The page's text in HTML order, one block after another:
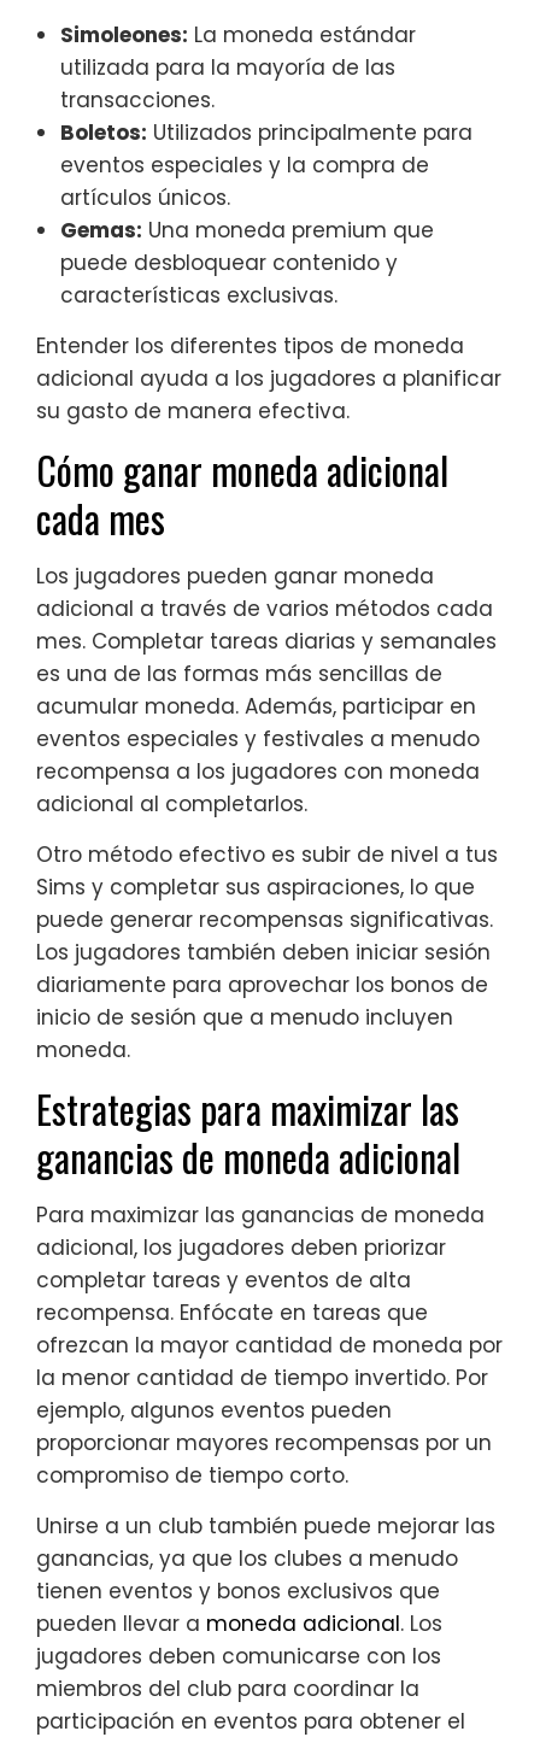
Simoleones: La moneda estándar
utilizada para la mayoría de las
transacciones.
Boletos: Utilizados principalmente para
eventos especiales y la compra de
artículos únicos.
Gemas: Una moneda premium que
puede desbloquear contenido y
características exclusivas.
Entender los diferentes tipos de moneda
adicional ayuda a los jugadores a planificar
su gasto de manera efectiva.
Cómo ganar moneda adicional
cada mes
Los jugadores pueden ganar moneda
adicional a través de varios métodos cada
mes. Completar tareas diarias y semanales
es una de las formas más sencillas de
acumular moneda. Además, participar en
eventos especiales y festivales a menudo
recompensa a los jugadores con moneda
adicional al completarlos.
Otro método efectivo es subir de nivel a tus
Sims y completar sus aspiraciones, lo que
puede generar recompensas significativas.
Los jugadores también deben iniciar sesión
diariamente para aprovechar los bonos de
inicio de sesión que a menudo incluyen
moneda.
Estrategias para maximizar las
ganancias de moneda adicional
Para maximizar las ganancias de moneda
adicional, los jugadores deben priorizar
completar tareas y eventos de alta
recompensa. Enfócate en tareas que
ofrezcan la mayor cantidad de moneda por
la menor cantidad de tiempo invertido. Por
ejemplo, algunos eventos pueden
proporcionar mayores recompensas por un
compromiso de tiempo corto.
Unirse a un club también puede mejorar las
ganancias, ya que los clubes a menudo
tienen eventos y bonos exclusivos que
pueden llevar a moneda adicional. Los
jugadores deben comunicarse con los
miembros del club para coordinar la
participación en eventos para obtener el